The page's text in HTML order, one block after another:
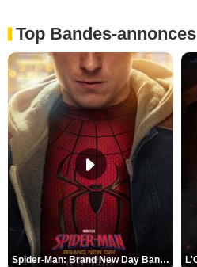
Top Bandes-annonces
Spider-Man: Brand New Day Bande-annonce VO STFR